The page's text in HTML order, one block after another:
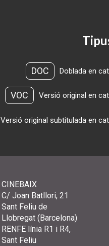
DOC Doblada en
VOC Versió original en
Versió original subtitulada en
CINEBAIX
C/ Joan Batllori, 21
Sant Feliu de
Llobregat (Barcelona)
RENFE línia R1 i R4,
Sant Feliu